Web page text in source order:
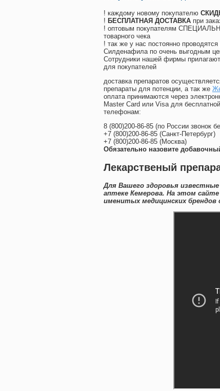
! каждому новому покупателю
! БЕСПЛАТНАЯ ДОСТАВКА при
! оптовым покупателям
товарного чека
! так же у нас постоянно
Силденафила по очень выгодным
Cотрудники нашей фирмы
для покупателей
доставка препаратов
препараты для потенции, а так же
оплата принимаются через
Master Card или Visa для
телефонам:
8 (800)200-86-85 (по России звонок
+7 (800)200-86-85 (Санкт-Петербург)
+7 (800)200-86-85 (Москва)
Обязательно назовите
Лекарственый
Для Вашего здоровья
аптеке Кемерова. На этом
именитых медицинских